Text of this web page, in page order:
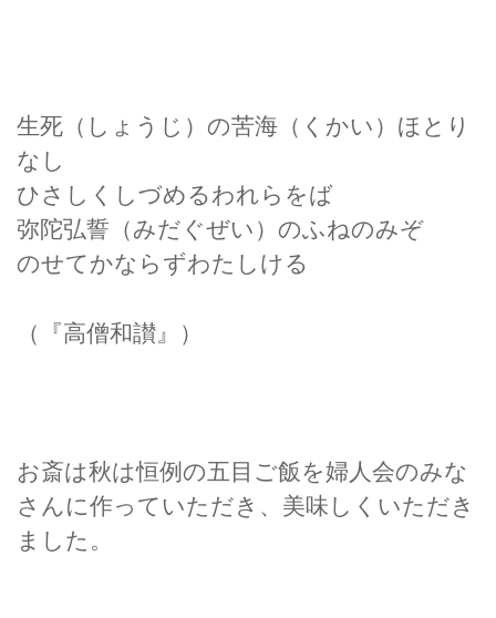
生死（しょうじ）の苦海（くかい）ほとり
なし
ひさしくしづめるわれらをば
弥陀弘誓（みだぐぜい）のふねのみぞ
のせてかならずわたしける
（『高僧和讃』）
お斎は秋は恒例の五目ご飯を婦人会のみな
さんに作っていただき、美味しくいただき
ました。